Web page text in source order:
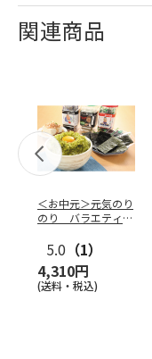
関連商品
＜お中元＞元気のり
のり バラエティー
5.0 （1）
4,310円
(送料・税込)